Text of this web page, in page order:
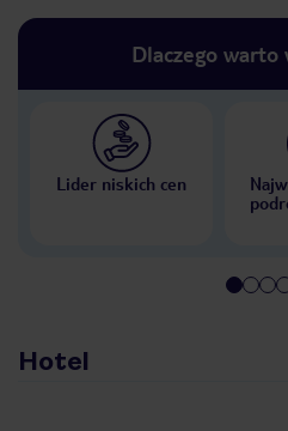
Dlaczego warto
Lider niskich cen
Hotel